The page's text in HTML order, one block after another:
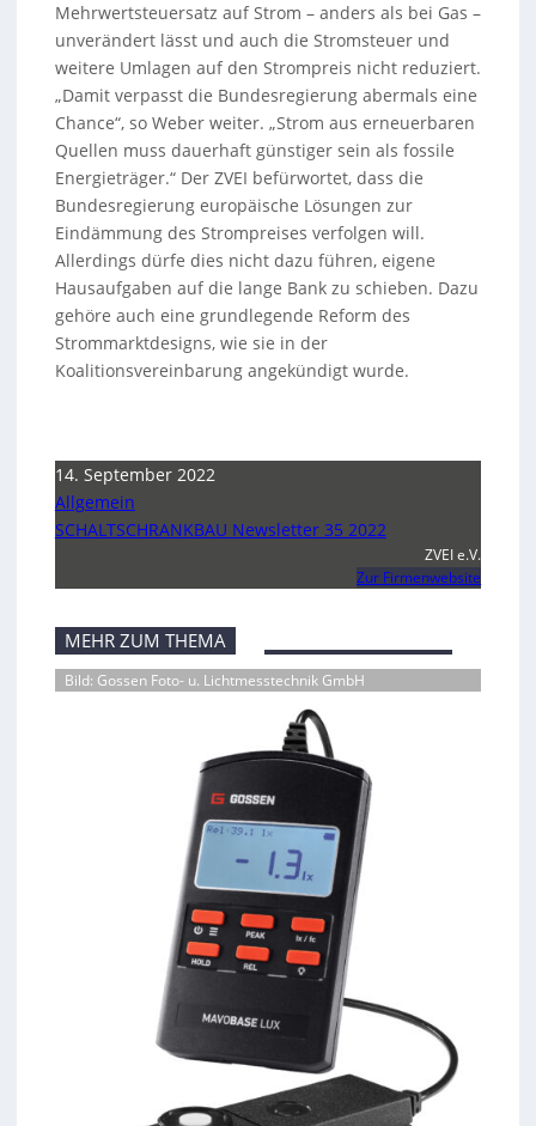
Mehrwertsteuersatz auf Strom – anders als bei Gas –
unverändert lässt und auch die Stromsteuer und
weitere Umlagen auf den Strompreis nicht reduziert.
„Damit verpasst die Bundesregierung abermals eine
Chance“, so Weber weiter. „Strom aus erneuerbaren
Quellen muss dauerhaft günstiger sein als fossile
Energieträger.“ Der ZVEI befürwortet, dass die
Bundesregierung europäische Lösungen zur
Eindämmung des Strompreises verfolgen will.
Allerdings dürfe dies nicht dazu führen, eigene
Hausaufgaben auf die lange Bank zu schieben. Dazu
gehöre auch eine grundlegende Reform des
Strommarktdesigns, wie sie in der
Koalitionsvereinbarung angekündigt wurde.
14. September 2022
Allgemein
SCHALTSCHRANKBAU Newsletter 35 2022
ZVEI e.V.
Zur Firmenwebsite
MEHR ZUM THEMA
Bild: Gossen Foto- u. Lichtmesstechnik GmbH